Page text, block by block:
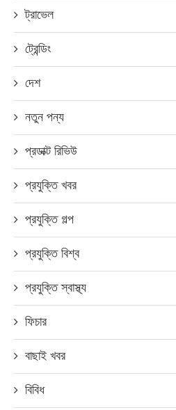
ট্রাভেল
ট্রেন্ডিং
দেশ
নতুন পন্য
প্রডাক্ট রিভিউ
প্রযুক্তি খবর
প্রযুক্তি গল্প
প্রযুক্তি বিশ্ব
প্রযুক্তি স্বাস্থ্য
ফিচার
বাছাই খবর
বিবিধ